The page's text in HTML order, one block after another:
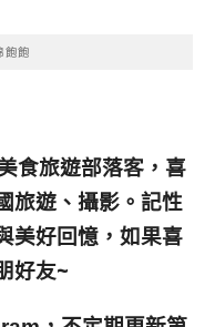
飽飽
食旅遊部落客， 喜
旅遊、攝影。 記性
美好回憶， 如果喜
好友~